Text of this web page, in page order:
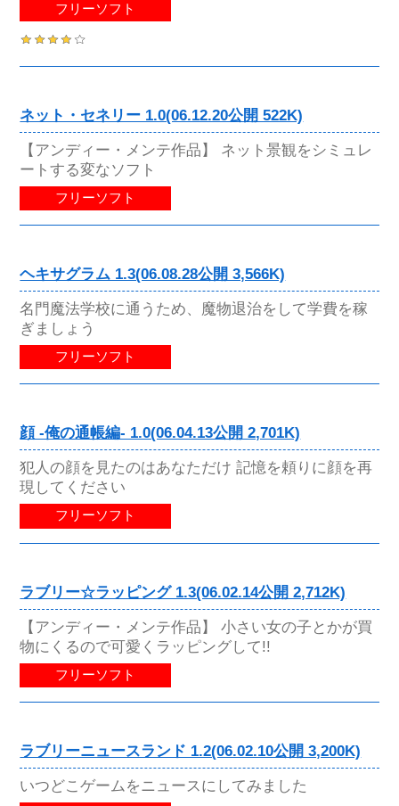
フリーソフト
ネット・セネリー 1.0(06.12.20公開 522K)
【アンディー・メンテ作品】 ネット景観をシミュレ
ートする変なソフト
フリーソフト
ヘキサグラム 1.3(06.08.28公開 3,566K)
名門魔法学校に通うため、魔物退治をして学費を稼
ぎましょう
フリーソフト
顔 -俺の通帳編- 1.0(06.04.13公開 2,701K)
犯人の顔を見たのはあなただけ 記憶を頼りに顔を再
現してください
フリーソフト
ラブリー☆ラッピング 1.3(06.02.14公開 2,712K)
【アンディー・メンテ作品】 小さい女の子とかが買
物にくるので可愛くラッピングして!!
フリーソフト
ラブリーニュースランド 1.2(06.02.10公開 3,200K)
いつどこゲームをニュースにしてみました